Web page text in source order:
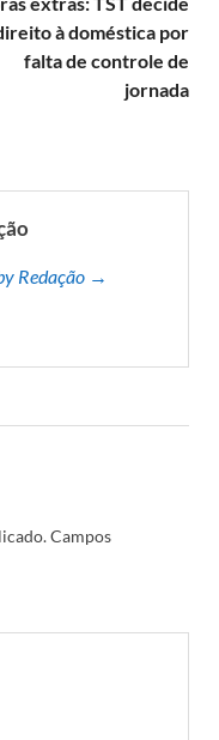
à doméstica por
falta de controle de
jornada
Redação →
Campos